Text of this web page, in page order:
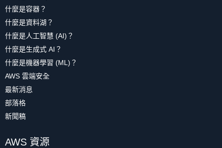
什麼是容器？
什麼是資料湖？
什麼是人工智慧 (AI)？
什麼是生成式 AI？
什麼是機器學習 (ML)？
AWS 雲端安全
最新消息
部落格
新聞稿
AWS 資源